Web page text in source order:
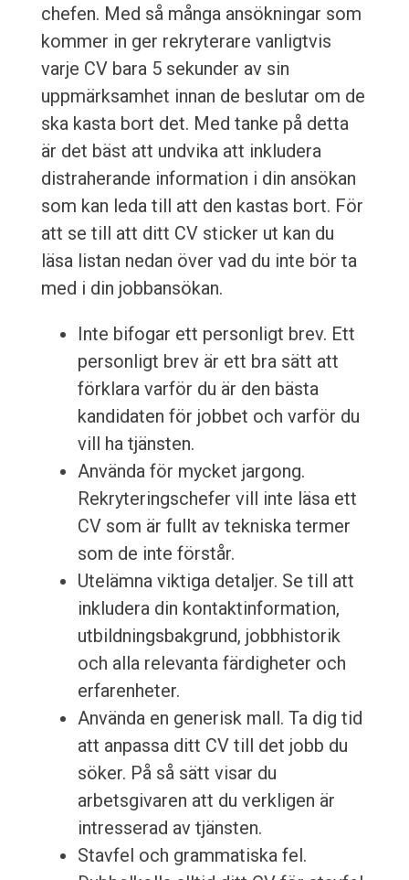
chefen. Med så många ansökningar som
kommer in ger rekryterare vanligtvis
varje CV bara 5 sekunder av sin
uppmärksamhet innan de beslutar om de
ska kasta bort det. Med tanke på detta
är det bäst att undvika att inkludera
distraherande information i din ansökan
som kan leda till att den kastas bort. För
att se till att ditt CV sticker ut kan du
läsa listan nedan över vad du inte bör ta
med i din jobbansökan.
Inte bifogar ett personligt brev. Ett
personligt brev är ett bra sätt att
förklara varför du är den bästa
kandidaten för jobbet och varför du
vill ha tjänsten.
Använda för mycket jargong.
Rekryteringschefer vill inte läsa ett
CV som är fullt av tekniska termer
som de inte förstår.
Utelämna viktiga detaljer. Se till att
inkludera din kontaktinformation,
utbildningsbakgrund, jobbhistorik
och alla relevanta färdigheter och
erfarenheter.
Använda en generisk mall. Ta dig tid
att anpassa ditt CV till det jobb du
söker. På så sätt visar du
arbetsgivaren att du verkligen är
intresserad av tjänsten.
Stavfel och grammatiska fel.